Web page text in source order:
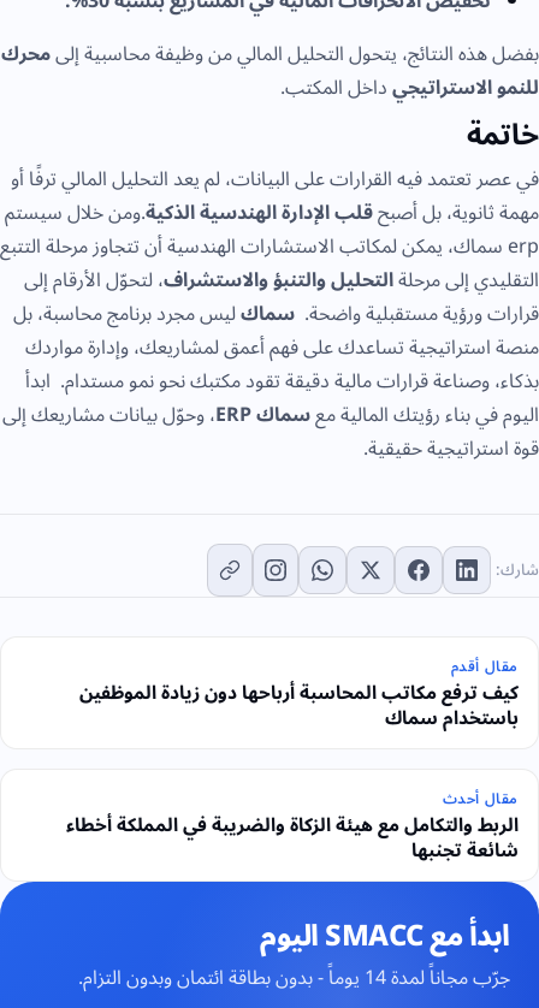
بفضل هذه النتائج، يتحول التحليل المالي من وظيفة محاسبية إلىمحرك
للنمو الاستراتيجيداخل المكتب.
خاتمة
في عصر تعتمد فيه القرارات على البيانات، لم يعد التحليل المالي ترفًا أو
مهمة ثانوية، بل أصبحقلب الإدارة الهندسية الذكية.ومن خلال سيستم
erp سماك، يمكن لمكاتب الاستشارات الهندسية أن تتجاوز مرحلة التتبع
التقليدي إلى مرحلةالتحليل والتنبؤ والاستشراف، لتحوّل الأرقام إلى
قرارات ورؤية مستقبلية واضحة. سماكليس مجرد برنامج محاسبة، بل
منصة استراتيجية تساعدك على فهم أعمق لمشاريعك، وإدارة مواردك
بذكاء، وصناعة قرارات مالية دقيقة تقود مكتبك نحو نمو مستدام. ابدأ
اليوم في بناء رؤيتك المالية معسماك ERP
، وحوّل بيانات مشاريعك إلى
قوة استراتيجية حقيقية.
شارك:
مقال أقدم
كيف ترفع مكاتب المحاسبة أرباحها دون زيادة الموظفين
باستخدام سماك
مقال أحدث
الربط والتكامل مع هيئة الزكاة والضريبة في المملكة أخطاء
شائعة تجنبها
ابدأ مع SMACC اليوم
جرّب مجاناً لمدة 14 يوماً - بدون بطاقة ائتمان وبدون التزام.